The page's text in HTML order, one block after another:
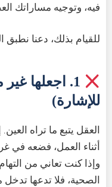
فيه، وتوجيه مساراتك
للقيام بذلك، دعنا نطبق
1. اجعلها
للإشارة)
العقل يتبع ما تراه
أثناء العمل، فضعه في
وإذا كنت تعاني من
الصحية، فلا تدعها